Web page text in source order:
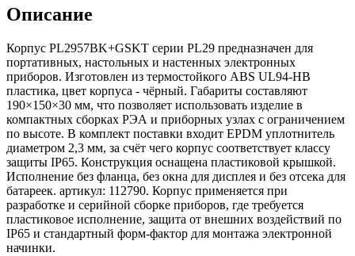
Описание
Корпус PL2957BK+GSKT серии PL29 предназначен для
портативных, настольных и настенных электронных
приборов. Изготовлен из термостойкого ABS UL94-HB
пластика, цвет корпуса - чёрный. Габариты составляют
190×150×30 мм, что позволяет использовать изделие в
компактных сборках РЭА и приборных узлах с ограничением
по высоте. В комплект поставки входит EPDM уплотнитель
диаметром 2,3 мм, за счёт чего корпус соответствует классу
защиты IP65. Конструкция оснащена пластиковой крышкой.
Исполнение без фланца, без окна для дисплея и без отсека для
батареек. артикул: 112790. Корпус применяется при
разработке и серийной сборке приборов, где требуется
пластиковое исполнение, защита от внешних воздействий по
IP65 и стандартный форм-фактор для монтажа электронной
начинки.